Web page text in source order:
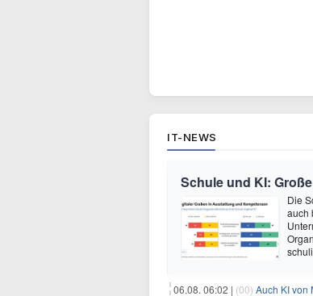
IT-NEWS
Schule und KI:
Die
auch
06.08. 06:02 | (00) Auch KI von